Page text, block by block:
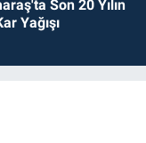
Son 20 Yılın
Yağışı